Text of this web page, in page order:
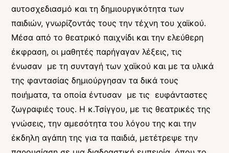
αυτοσχεδιασμό και τη δημιουργικότητα των
παιδιών, γνωρίζοντάς τους την τέχνη του χαϊκού.
Μέσα από το θεατρικό παιχνίδι και την ελεύθερη
έκφραση, οι μαθητές παρήγαγαν λέξεις, τις
ένωσαν με τη συνταγή των χαϊκού και με τα υλικά
της φαντασίας δημιούργησαν τα δικά τους
ποιήματα, τα οποία έντυσαν με τις ευφάνταστες
ζωγραφιές τους. Η κ.Τσίγγου, με τις θεατρικές της
γνώσεις, την αμεσότητα του λόγου της και την
έκδηλη αγάπη της για τα παιδιά, μετέτρεψε την